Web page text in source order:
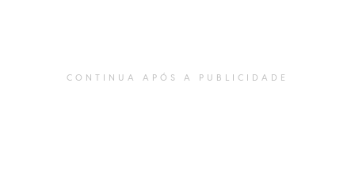
CONTINUA APÓS A PUBLICIDADE